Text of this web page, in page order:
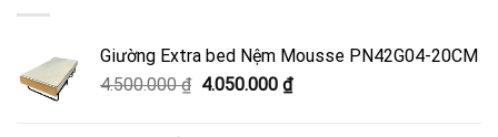
Giường Extra bed Nệm Mousse PN42G04-20CM
4.500.000₫ Giá
4.050.000 ₫Giá